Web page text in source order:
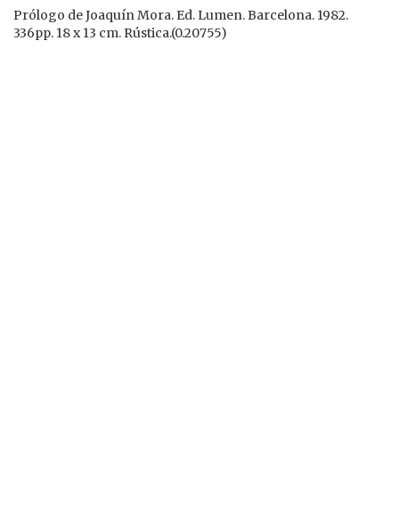
Prólogo de Joaquín Mora. Ed. Lumen. Barcelona. 1982.
336pp. 18 x 13 cm. Rústica.(0.20755)